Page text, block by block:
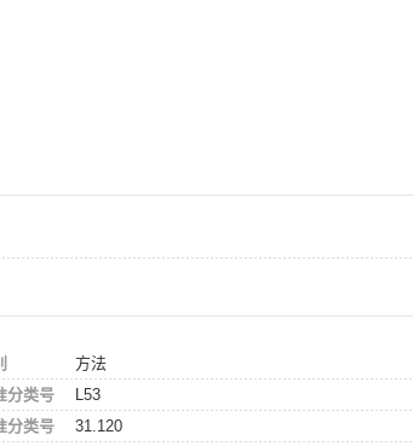
方法
分类号
L53
分类号
31.120